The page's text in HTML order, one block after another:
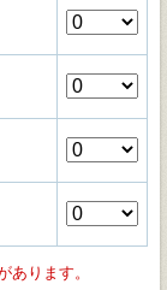
あります。